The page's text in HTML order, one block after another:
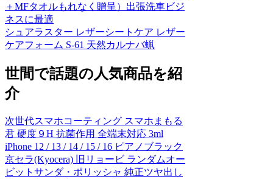
＋MFタオルもれなく贈呈）出張洗車ビジ
ネスに最適
シュアラスター レザーシートケア レザー
ケアフォーム S-61 天然カルナバ蝋
世間で話題の人気商品を紹
介
次世代スマホコーティング スマホまもる
君 硬度９H 抗菌作用 全端末対応 3ml
iPhone 12 / 13 / 14 / 15 / 16 ピアノブラック
京セラ(Kyocera) 旧リョービ ランダムオー
ビットサンダ・ポリッシャ 純正ツヤ出し